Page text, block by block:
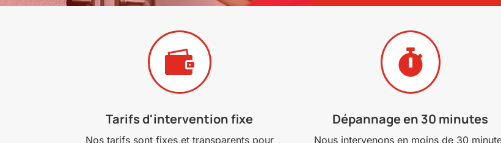

Tarifs d'intervention fixe
Nos tarifs sont fixes et transparents pour

Dépannage en 30 minutes
Nous intervenons en moins de 30